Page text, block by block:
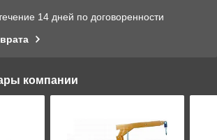
14 дней по договоренности
компании